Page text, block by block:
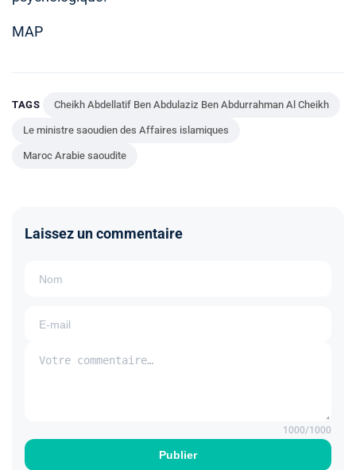
MAP
TAGS Cheikh Abdellatif Ben Abdulaziz Ben Abdurrahman Al Cheikh
Le ministre saoudien des Affaires islamiques
Maroc Arabie saoudite
Laissez un commentaire
Publier
1000/1000